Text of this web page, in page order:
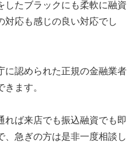
したブラックにも柔軟に融資
対応も感じの良い対応でし
に認められた正規の金融業者
ます。
れば来店でも振込融資でも即
、急ぎの方は是非一度相談し